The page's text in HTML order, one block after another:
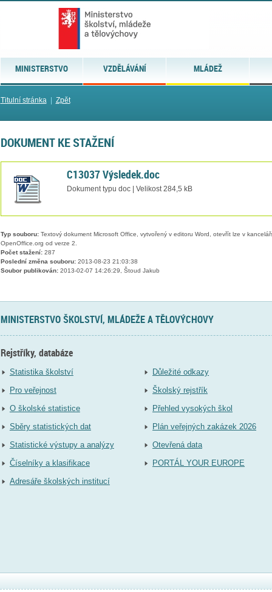
MINISTERSTVO VZDĚLÁVÁNÍ MLÁDEŽ
Titulní stránka| Zpět
DOKUMENT KE STAŽENÍ
C13037 Výsledek.doc
Dokument typu doc | Velikost 284,5 kB
Typ souboru:Textový dokument Microsoft Office, vytvořený v editoru Word, otevřít lze v
OpenOffice.org od verze 2.
Počet stažení:287
Poslední změna souboru:2013-08-23 21:03:38
Soubor publikován:2013-02-07 14:26:29, Štoud Jakub
MINISTERSTVO ŠKOLSTVÍ, MLÁDEŽE A TĚLOVÝCHOVY
Rejstříky, databáze
Statistika školství
Pro veřejnost
O školské statistice
Sběry statistických dat
Statistické výstupy a analýzy
Číselníky a klasifikace
Adresáře školských institucí
Důležité odkazy
Školský rejstřík
Přehled vysokých škol
Plán veřejných zakázek 2026
Otevřená data
PORTÁL YOUR EUROPE